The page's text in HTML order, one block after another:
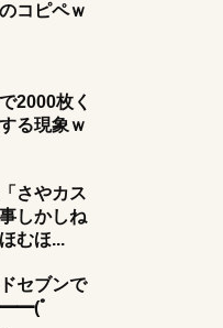
コピペｗ
2000枚く
る現象ｗ
さやカス
しかしね
むほ...
セブンで
ﾟ